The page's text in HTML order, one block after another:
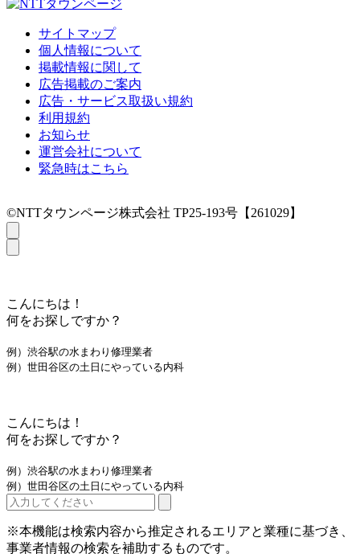
サイトマップ
個人情報について
掲載情報に関して
広告掲載のご案内
広告・サービス取扱い規約
利用規約
お知らせ
運営会社について
緊急時はこちら
©NTTタウンページ株式会社 TP25-193号【261029】
こんにちは！
何をお探しですか？
例）渋谷駅の水まわり修理業者
例）世田谷区の土日にやっている内科
こんにちは！
何をお探しですか？
例）渋谷駅の水まわり修理業者
例）世田谷区の土日にやっている内科
※本機能は検索内容から推定されるエリアと業種に基づき、
事業者情報の検索を補助するものです。